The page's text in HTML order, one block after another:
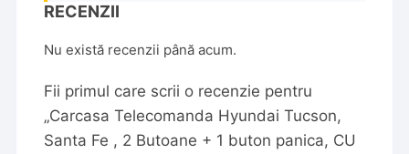
RECENZII
Nu există recenzii până acum.
Fii primul care scrii o recenzie pentru
„Carcasa Telecomanda Hyundai Tucson,
Santa Fe , 2 Butoane + 1 buton panica, CU